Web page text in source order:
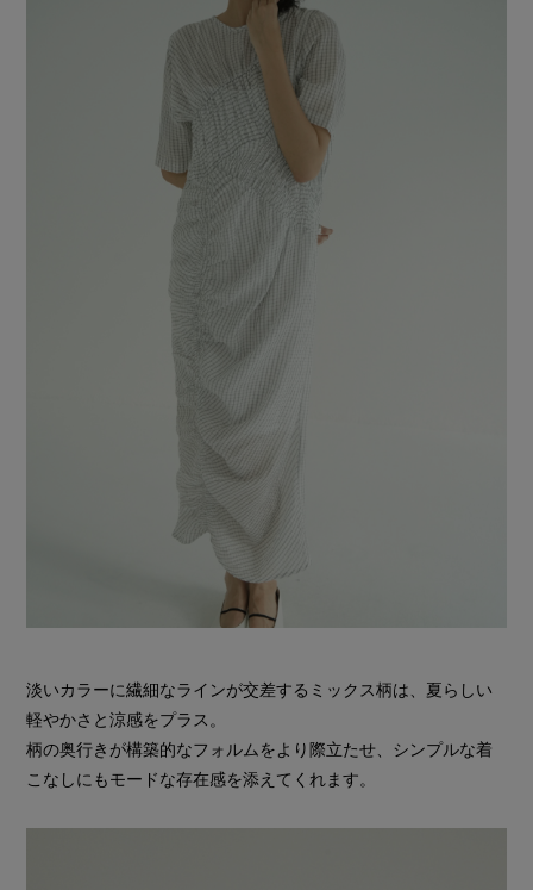
淡いカラーに繊細なラインが交差するミックス柄は、夏らしい
軽やかさと涼感をプラス。
柄の奥行きが構築的なフォルムをより際立たせ、シンプルな着
こなしにもモードな存在感を添えてくれます。